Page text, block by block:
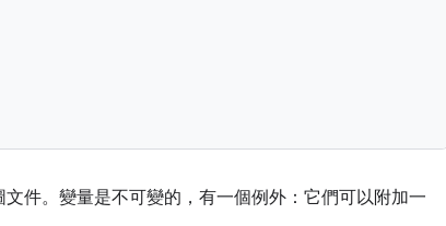
件。變量是不可變的，有一個例外：它們可以附加一